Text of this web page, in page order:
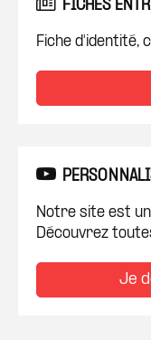
FICHES
Fiche d'identité,
Notre site est
Découvrez
Je